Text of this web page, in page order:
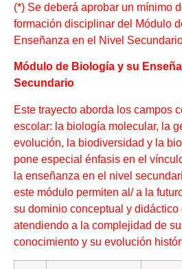
(*) Se deberá aprobar un mínimo
formación disciplinar del Módulo
Enseñanza en el Nivel
Módulo de Biología y su
Secundario
Este trayecto aborda los campos
escolar: la biología molecular, la
evolución, la biodiversidad y la
pone especial énfasis en el
la enseñanza en el nivel
este módulo permiten al/ a la
su dominio conceptual y
atendiendo a la complejidad de
conocimiento y su evolución